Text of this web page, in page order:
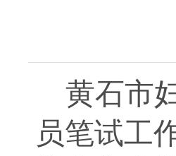
黄石市
员笔试工